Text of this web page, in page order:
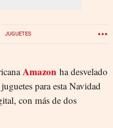
JUGUETES
Amazon ha desvelado
para esta Navidad
con más de dos